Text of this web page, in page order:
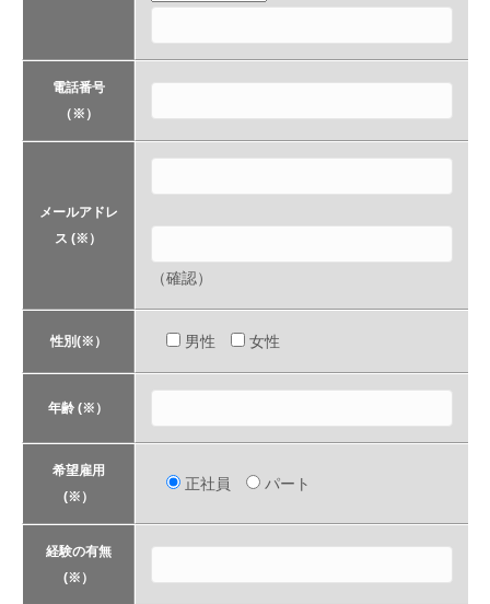
電話番号
（※）
メールアドレ
ス (※）
（確認）
性別(※） 男性 女性
年齢 (※）
希望雇用
(※）
正社員 パート
経験の有無
(※）